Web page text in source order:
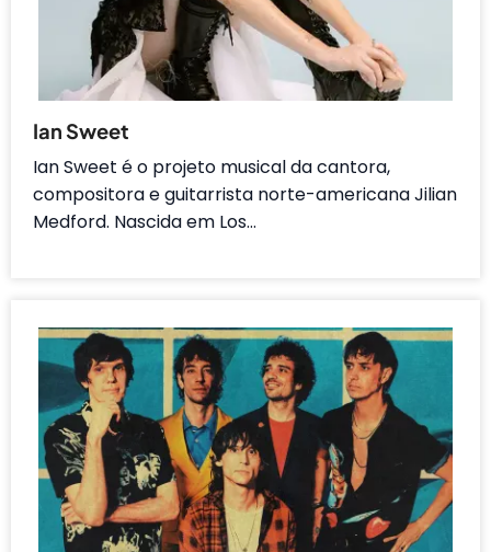
Ian Sweet
Ian Sweet é o projeto musical da cantora,
compositora e guitarrista norte-americana Jilian
Medford. Nascida em Los…